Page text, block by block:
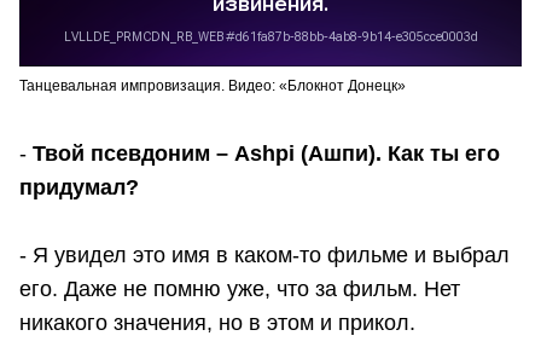
Танцевальная импровизация. Видео: «Блокнот Донецк»
- Твой псевдоним – Ashpi (Ашпи). Как ты его
придумал?
- Я увидел это имя в каком-то фильме и выбрал
его. Даже не помню уже, что за фильм. Нет
никакого значения, но в этом и прикол.